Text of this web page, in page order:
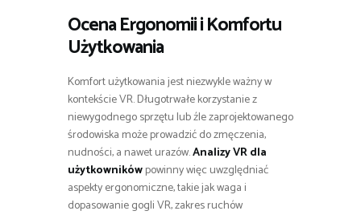
Ocena Ergonomii i Komfortu
Użytkowania
Komfort użytkowania jest niezwykle ważny w
kontekście VR. Długotrwałe korzystanie z
niewygodnego sprzętu lub źle zaprojektowanego
środowiska może prowadzić do zmęczenia,
nudności, a nawet urazów.Analizy VR dla
użytkownikówpowinny więc uwzględniać
aspekty ergonomiczne, takie jak waga i
dopasowanie gogli VR, zakres ruchów